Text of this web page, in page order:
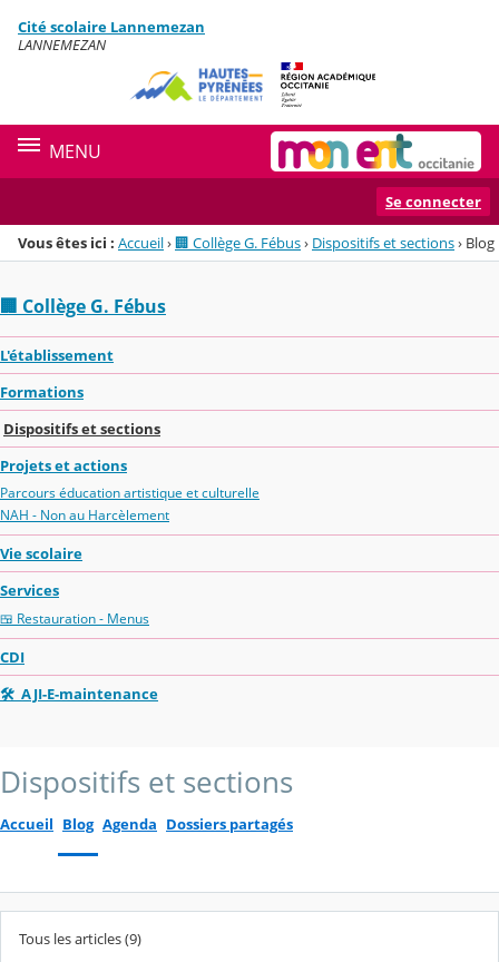
Menu de la rubrique
Contenu
Cité scolaire Lannemezan
LANNEMEZAN
MENU
Se connecter
Vous êtes ici : Accueil›🏢 Collège G. Fébus› Dispositifs et sections› Blog
🏢 Collège G. Fébus
L'établissement
Formations
Dispositifs et sections
Projets et actions
Parcours éducation artistique et culturelle
NAH - Non au Harcèlement
Vie scolaire
Services
🍱 Restauration - Menus
CDI
🛠 AJI-E-maintenance
Dispositifs et sections
Accueil Blog Agenda Dossiers partagés
Tous les articles (9)